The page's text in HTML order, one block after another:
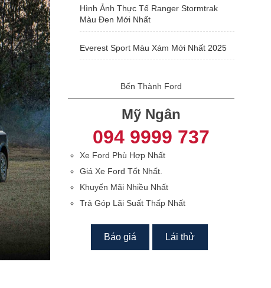
Hình Ảnh Thực Tế Ranger Stormtrak
Màu Đen Mới Nhất
Everest Sport Màu Xám Mới Nhất 2025
Bến Thành Ford
Mỹ Ngân
094 9999 737
Xe Ford Phù Hợp Nhất
Giá Xe Ford Tốt Nhất.
Khuyến Mãi Nhiều Nhất
Trả Góp Lãi Suất Thấp Nhất
Báo giá Lái thử